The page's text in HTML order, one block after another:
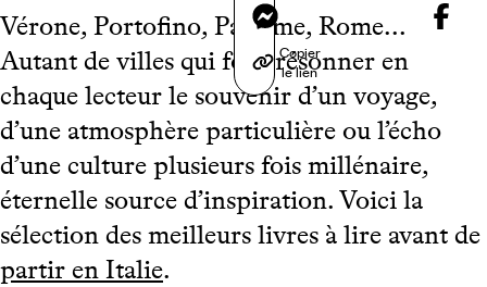
Messenger
Copier
le lien
Vérone, Portofino, Palerme, Rome...
Autant de villes qui font résonner en
chaque lecteur le souvenir d’un voyage,
d’une atmosphère particulière ou l’écho
d’une culture plusieurs fois millénaire,
éternelle source d’inspiration. Voici la
sélection des meilleurs livres à lire avant de
partir en Italie.